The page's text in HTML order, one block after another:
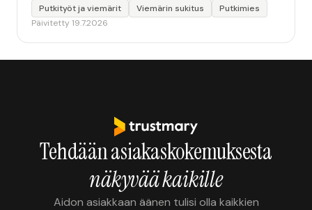
ammattitaitoisia ja miellyttäviä. Remontin jälkeen
saamani materiaali tehtävän suorittamisesta oli
Putkityöt ja viemärit Viemärin sukitus
Putkimies
Päivitetty 19.7.2026
Tehdään asiakaskokemuksesta
näkyvää kaikille
Aidon asiakkaan äänen tulisi olla kaikkien